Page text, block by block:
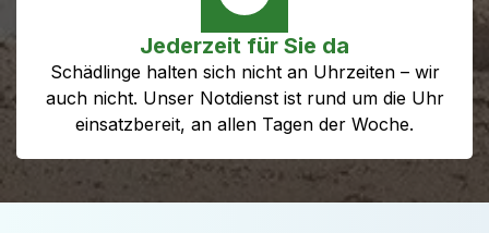
Jederzeit für Sie da
Schädlinge halten sich nicht an Uhrzeiten – wir
auch nicht. Unser Notdienst ist rund um die Uhr
einsatzbereit, an allen Tagen der Woche.